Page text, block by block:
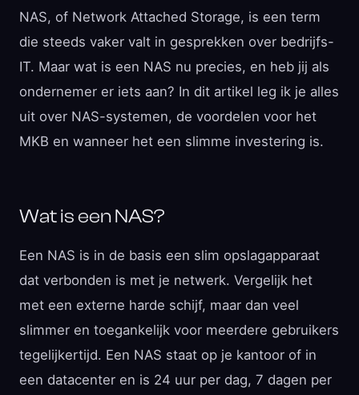
NAS, of Network Attached Storage, is een term
die steeds vaker valt in gesprekken over bedrijfs-
IT. Maar wat is een NAS nu precies, en heb jij als
ondernemer er iets aan? In dit artikel leg ik je alles
uit over NAS-systemen, de voordelen voor het
MKB en wanneer het een slimme investering is.
Wat is een NAS?
Een NAS is in de basis een slim opslagapparaat
dat verbonden is met je netwerk. Vergelijk het
met een externe harde schijf, maar dan veel
slimmer en toegankelijk voor meerdere gebruikers
tegelijkertijd. Een NAS staat op je kantoor of in
een datacenter en is 24 uur per dag, 7 dagen per